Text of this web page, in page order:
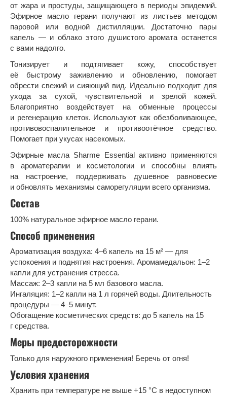
от жара и простуды, защищающего в периоды эпидемий.
Эфирное масло герани получают из листьев методом
паровой или водной дистилляции. Достаточно пары
капель — и облако этого душистого аромата останется
с вами надолго.
Тонизирует и подтягивает кожу, способствует
её быстрому заживлению и обновлению, помогает
обрести свежий и сияющий вид. Идеально подходит для
ухода за сухой, чувствительной и зрелой кожей.
Благоприятно воздействует на обменные процессы
и регенерацию клеток. Используют как обезболивающее,
противовоспалительное и противоотёчное средство.
Помогает при укусах насекомых.
Эфирные масла Sharme Essential активно применяются
в ароматерапии и косметологии и способны влиять
на настроение, поддерживать душевное равновесие
и обновлять механизмы саморегуляции всего организма.
Состав
100% натуральное эфирное масло герани.
Способ применения
Ароматизация воздуха: 4–6 капель на 15 м² — для
успокоения и поднятия настроения. Аромамедальон: 1–2
капли для устранения стресса.
Массаж: 2–3 капли на 5 мл базового масла.
Ингаляция: 1–2 капли на 1 л горячей воды. Длительность
процедуры — 4–5 минут.
Обогащение косметических средств: до 5 капель на 15
г средства.
Меры предосторожности
Только для наружного применения! Беречь от огня!
Условия хранения
Хранить при температуре не выше +15 °C в недоступном